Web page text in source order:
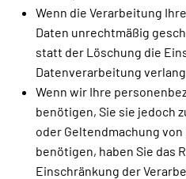
Wenn die Verarbeitung
Daten unrechtmäßig
statt der Löschung die
Datenverarbeitung
Wenn wir Ihre
benötigen, Sie sie jedoch
oder Geltendmachung
benötigen, haben Sie das
Einschränkung der